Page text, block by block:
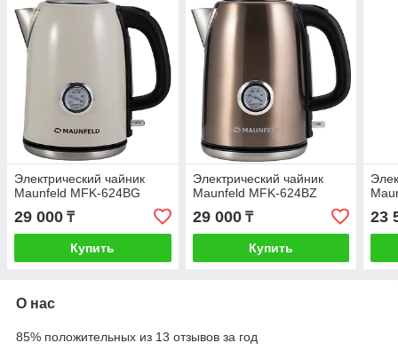
Электрический чайник
Maunfeld MFK-624BG
29 000 ₸
Купить
Электрический чайник
Maunfeld MFK-624BZ
29 000₸
Купить
23
О нас
85% положительных из 13 отзывов за год